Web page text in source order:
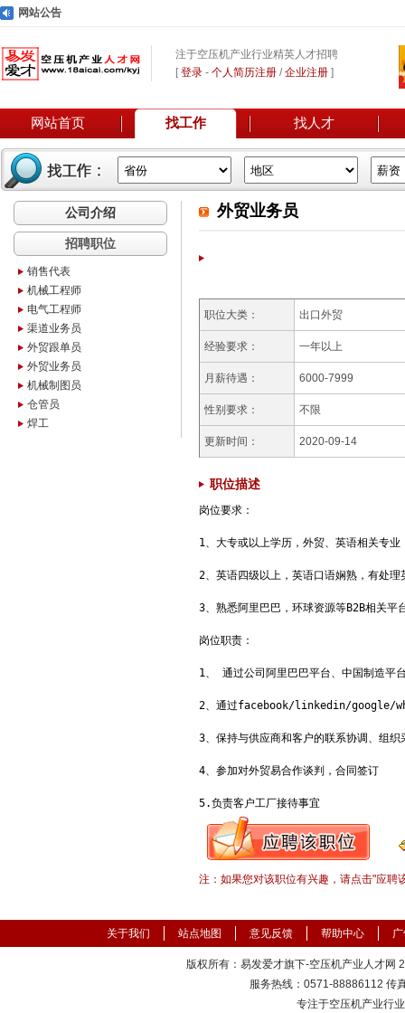
网站公告
注于空压机产业行业精英人才招聘
[登录 - 个人简历注册 /企业注册 ]
网站首页 找工作 找人才
公司介绍
招聘职位
销售代表
机械工程师
电气工程师
渠道业务员
外贸跟单员
外贸业务员
机械制图员
仓管员
焊工
外贸业务员
职位大类： 出口外贸
经验要求： 一年以上
月薪待遇： 6000-7999
性别要求： 不限
更新时间： 2020-09-14
职位描述
岗位要求：
1、大专或以上学历，外贸、英语相关专
2、英语四级以上，英语口语娴熟，有处
3、熟悉阿里巴巴，环球资源等B2B相关平
岗位职责：
1、 通过公司阿里巴巴平台、中国制造平
2、通过facebook/linkedin/google/
3、保持与供应商和客户的联系协调、组
4、参加对外贸易合作谈判，合同签订
5.负责客户工厂接待事宜
注：如果您对该职位有兴趣，请点击"应聘
关于我们 站点地图 意见反馈 帮助中心
版权所有：易发爱才旗下-空压机产业人才
服务热线：0571-88886112 传
专注于空压机产业行